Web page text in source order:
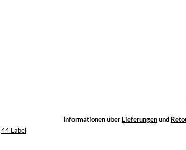
44 Label
Informationen über Lieferungenund